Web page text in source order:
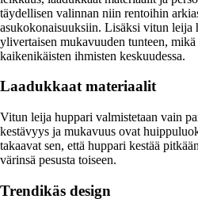
täydellisen valinnan niin rentoihin
asukokonaisuuksiin. Lisäksi vitun leija
ylivertaisen mukavuuden tunteen,
kaikenikäisten ihmisten keskuudessa.
Laadukkaat materiaalit
Vitun leija huppari valmistetaan vain
kestävyys ja mukavuus ovat
takaavat sen, että huppari kestää
värinsä pesusta toiseen.
Trendikäs design